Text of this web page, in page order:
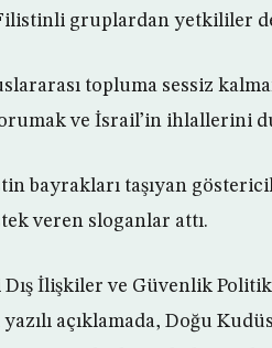
gruplardan yetkililer de
topluma sessiz
ve İsrail’in ihlallerini
bayrakları taşıyan
veren sloganlar attı.
İlişkiler ve Güvenlik
açıklamada, Doğu